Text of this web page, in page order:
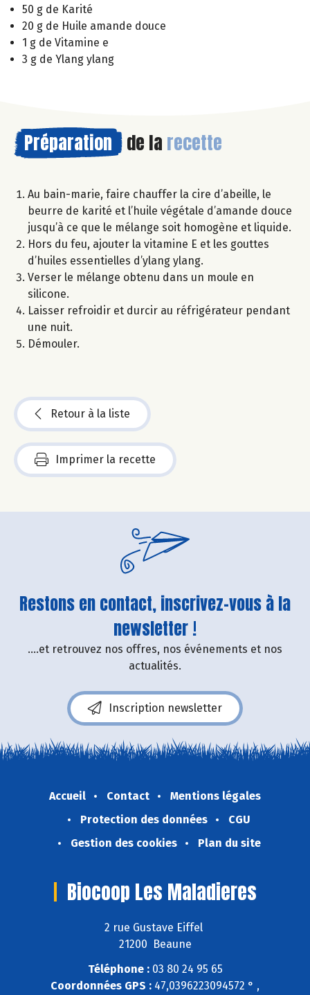
50 g de Karité
20 g de Huile amande douce
1 g de Vitamine e
3 g de Ylang ylang
Préparation de la recette
Au bain-marie, faire chauffer la cire d’abeille, le
beurre de karité et l’huile végétale d’amande douce
jusqu’à ce que le mélange soit homogène et liquide.
Hors du feu, ajouter la vitamine E et les gouttes
d’huiles essentielles d’ylang ylang.
Verser le mélange obtenu dans un moule en
silicone.
Laisser refroidir et durcir au réfrigérateur pendant
une nuit.
Démouler.
Retour à la liste
Imprimer la recette
Restons en contact, inscrivez-vous à la
newsletter !
....et retrouvez nos offres, nos événements et nos
actualités.
Inscription newsletter
Accueil Contact
Mentions légales
Protection des données
CGU
Gestion des cookies
Plan du site
Biocoop Les Maladieres
2 rue Gustave Eiffel
21200 Beaune
Téléphone :03 80 24 95 65
Coordonnées GPS : 47,0396223094572 ° ,